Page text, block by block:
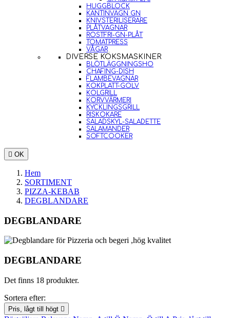
HUGGBLOCK
KANTINVAGN GN
KNIVSTERILISERARE
PLÅTVAGNAR
ROSTFRI-GN-PLÅT
TOMATPRESS
VÅGAR
DIVERSE KÖKSMASKINER
BLÖTLÄGGNINGSHO
CHAFING-DISH
FLAMBEVAGNAR
KOKPLATT-GOLV
KOLGRILL
KORVVÄRMERI
KYCKLINGSGRILL
RISKOKARE
SALADSKYL-SALADETTE
SALAMANDER
SOFTCOOKER
 OK
Hem
SORTIMENT
PIZZA-KEBAB
DEGBLANDARE
DEGBLANDARE
DEGBLANDARE
Det finns 18 produkter.
Sortera efter:
Pris, lågt till högt 